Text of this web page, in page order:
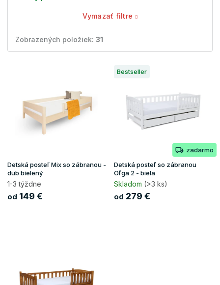
Vymazať filtre
Zobrazených položiek: 31
u
k
t
o
Detská posteľ Mix so zábranou -
dub bielený
1-3 týždne
od 149 €
Bestseller
zadarmo
Detská posteľ so zábranou
Oľga 2 - biela
Skladom (>3 ks)
od 279 €